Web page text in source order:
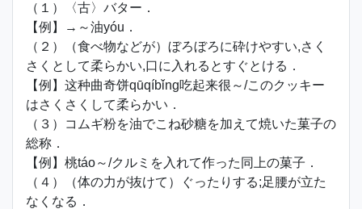
（１）〈古〉バター．
【例】→～油yóu．
（２）（食べ物などが）ぼろぼろに砕けやすい,さく
さくとして柔らかい,口に入れるとすぐとける．
【例】这种曲奇饼qūqíbǐng吃起来很～/このクッキー
はさくさくして柔らかい．
（３）コムギ粉を油でこね砂糖を加えて焼いた菓子の
総称．
【例】桃táo～/クルミを入れて作った同上の菓子．
（４）（体の力が抜けて）ぐったりする;足腰が立た
なくなる．